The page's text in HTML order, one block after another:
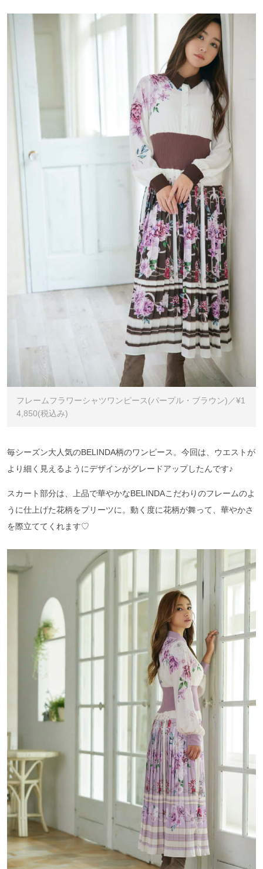
フレームフラワーシャツワンピース(パープル・ブラウン)／¥1
4,850(税込み)
毎シーズン大人気のBELINDA柄のワンピース。今回は、ウエストが
より細く見えるようにデザインがグレードアップしたんです♪
スカート部分は、上品で華やかなBELINDAこだわりのフレームのよ
うに仕上げた花柄をプリーツに。動く度に花柄が舞って、華やかさ
を際立ててくれます♡